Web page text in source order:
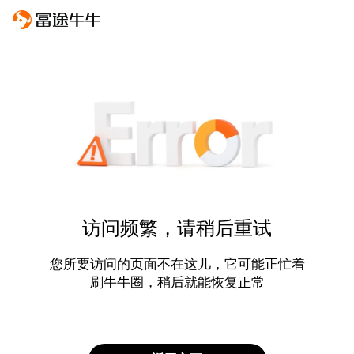
访问频繁，请稍后重试
您所要访问的页面不在这儿，它可能正忙着
刷牛牛圈，稍后就能恢复正常